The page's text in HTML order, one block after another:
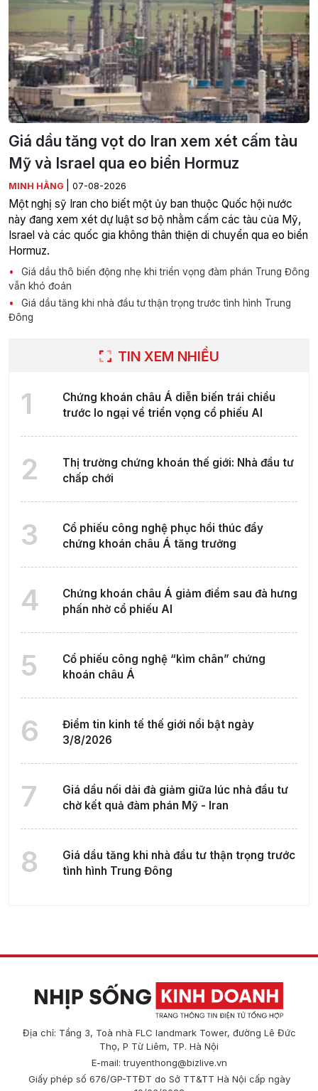
Giá dầu tăng vọt do Iran xem xét cấm tàu
Mỹ và Israel qua eo biển Hormuz
MINH HẰNG 07-08-2026
Một nghị sỹ Iran cho biết một ủy ban thuộc Quốc hội nước
này đang xem xét dự luật sơ bộ nhằm cấm các tàu của Mỹ,
Israel và các quốc gia không thân thiện di chuyển qua eo biển
Hormuz.
Giá dầu thô biến động nhẹ khi triển vọng đàm phán Trung Đông
vẫn khó đoán
Giá dầu tăng khi nhà đầu tư thận trọng trước tình hình Trung
Đông
TIN XEM NHIỀU
1
Chứng khoán châu Á diễn biến trái chiều
trước lo ngại về triển vọng cổ phiếu AI
2
Thị trường chứng khoán thế giới: Nhà đầu tư
chấp chới
3
Cổ phiếu công nghệ phục hồi thúc đẩy
chứng khoán châu Á tăng trưởng
4
Chứng khoán châu Á giảm điểm sau đà hưng
phấn nhờ cổ phiếu AI
5
Cổ phiếu công nghệ “kìm chân” chứng
khoán châu Á
6
Điểm tin kinh tế thế giới nổi bật ngày
3/8/2026
7
Giá dầu nối dài đà giảm giữa lúc nhà đầu tư
chờ kết quả đàm phán Mỹ - Iran
8
Giá dầu tăng khi nhà đầu tư thận trọng trước
tình hình Trung Đông
Địa chỉ: Tầng 3, Toà nhà FLC landmark Tower, đường Lê Đức
Thọ, P Từ Liêm, TP. Hà Nội
E-mail:truyenthong@bizlive.vn
Giấy phép số 676/GP-TTĐT do Sở TT&TT Hà Nội cấp ngày